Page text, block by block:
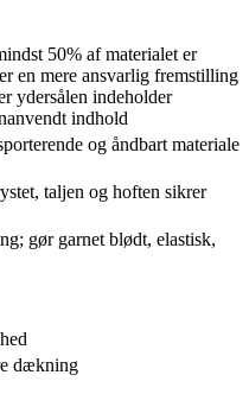
50% af materialet er
en mere ansvarlig fremstilling
ydersålen indeholder
indhold
og åndbart materiale
taljen og hoften sikrer
gør garnet blødt, elastisk,
dækning